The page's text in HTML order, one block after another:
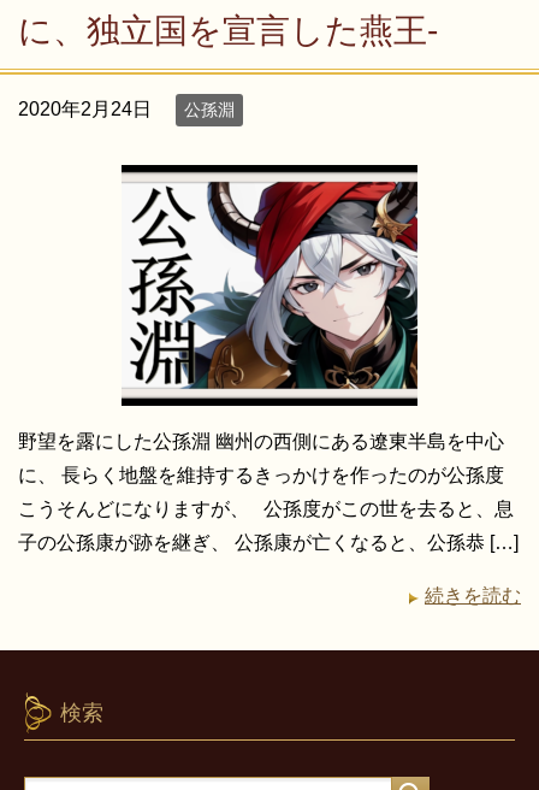
に、独立国を宣言した燕王-
2020年2月24日 公孫淵
野望を露にした公孫淵 幽州の西側にある遼東半島を中心
に、 長らく地盤を維持するきっかけを作ったのが公孫度
こうそんどになりますが、 公孫度がこの世を去ると、息
子の公孫康が跡を継ぎ、 公孫康が亡くなると、公孫恭 […]
続きを読む
検索